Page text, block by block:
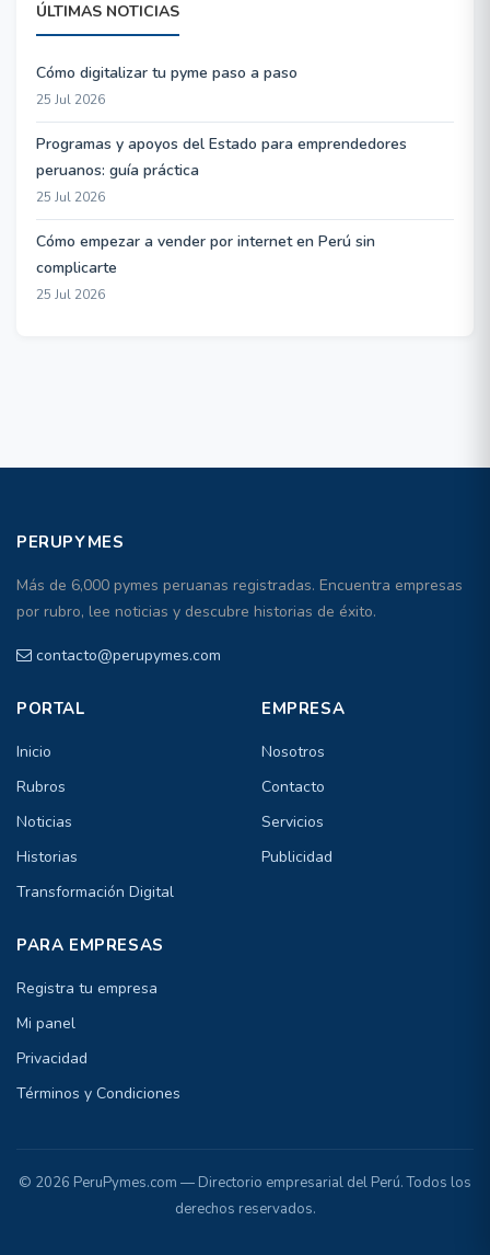
ÚLTIMAS NOTICIAS
Cómo digitalizar tu pyme paso a paso
25 Jul 2026
Programas y apoyos del Estado para emprendedores
peruanos: guía práctica
25 Jul 2026
Cómo empezar a vender por internet en Perú sin
complicarte
25 Jul 2026
PERUPYMES
Más de 6,000 pymes peruanas registradas. Encuentra empresas
por rubro, lee noticias y descubre historias de éxito.
contacto@perupymes.com
PORTAL
Inicio
Rubros
Noticias
Historias
Transformación Digital
EMPRESA
Nosotros
Contacto
Servicios
Publicidad
PARA EMPRESAS
Registra tu empresa
Mi panel
Privacidad
Términos y Condiciones
© 2026 PeruPymes.com — Directorio empresarial del Perú. Todos los
derechos reservados.